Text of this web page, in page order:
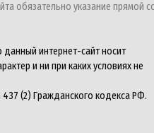
обязательно указание прямой
интернет-сайт носит
и ни при каких условиях не
(2) Гражданского кодекса РФ.